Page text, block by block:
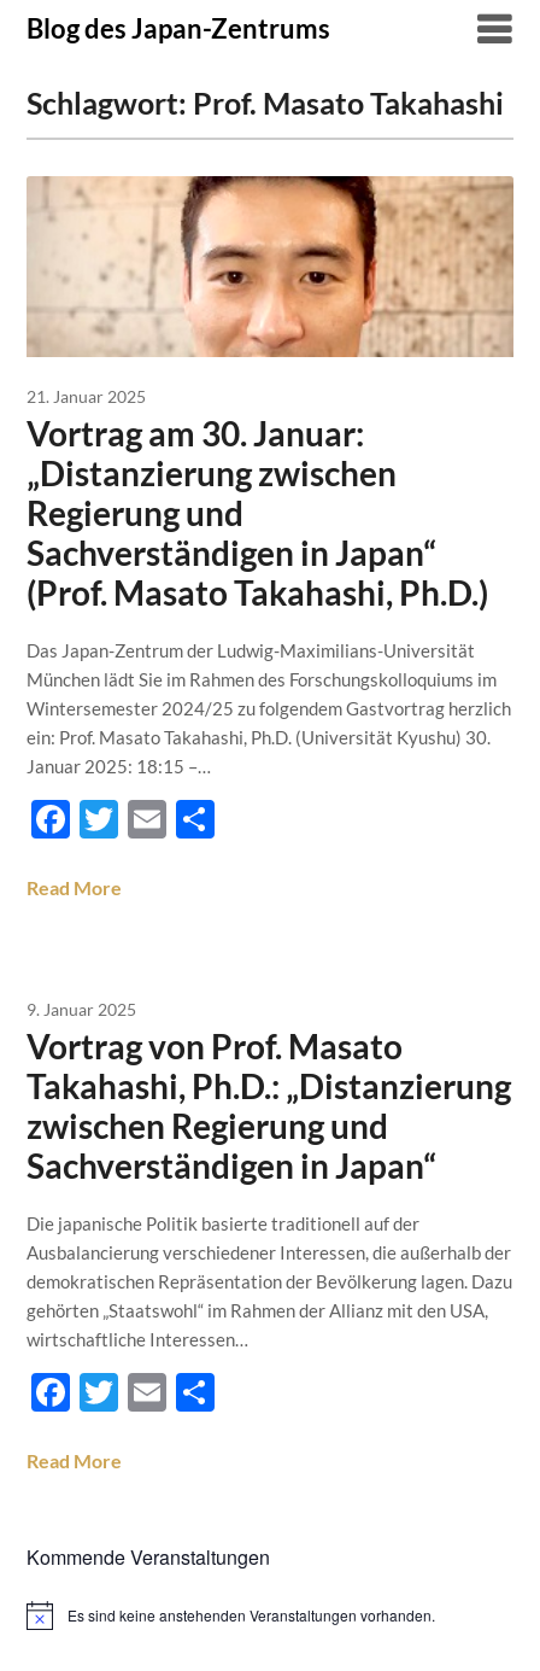
SkipBlog des Japan-Zentrums
Schlagwort: Prof. Masato Takahashi
21. Januar 2025
Vortrag am 30. Januar:
„Distanzierung zwischen
Regierung und
Sachverständigen in Japan“
(Prof. Masato Takahashi, Ph.D.)
Das Japan-Zentrum der Ludwig-Maximilians-Universität
München lädt Sie im Rahmen des Forschungskolloquiums im
Wintersemester 2024/25 zu folgendem Gastvortrag herzlich
ein: Prof. Masato Takahashi, Ph.D. (Universität Kyushu) 30.
Januar 2025: 18:15 –…
Facebook
Twitter
Email
Read More
9. Januar 2025
Vortrag von Prof. Masato
Takahashi, Ph.D.: „Distanzierung
zwischen Regierung und
Sachverständigen in Japan“
Die japanische Politik basierte traditionell auf der
Ausbalancierung verschiedener Interessen, die außerhalb der
demokratischen Repräsentation der Bevölkerung lagen. Dazu
gehörten „Staatswohl“ im Rahmen der Allianz mit den USA,
wirtschaftliche Interessen…
Facebook
Twitter
Email
Read More
Kommende Veranstaltungen
HinweisEs sind keine anstehenden Veranstaltungen vorhanden.